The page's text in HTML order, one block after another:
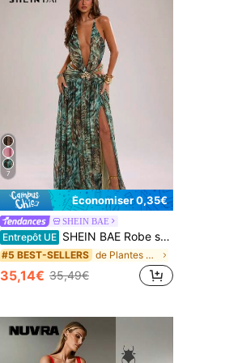
7
Économiser 0,35€
SHEIN BAE
Entrepôt UE SHEIN BAE Robe sexy d'été pour vacances avec imprimé animal, découpes, fente, dos nu et col licou pour femmes
#5 BEST-SELLERS de Plantes Robes maxi pour femmes
35,14€ 35,49€